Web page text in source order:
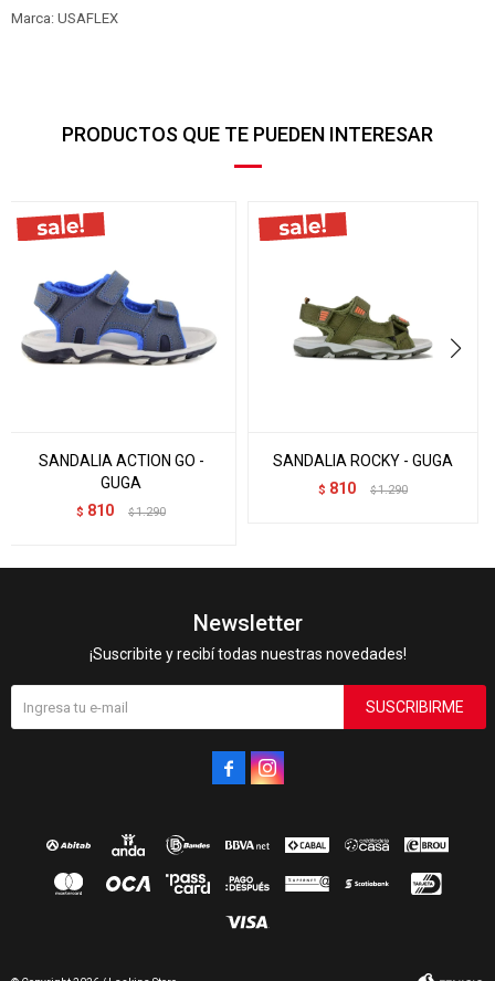
Marca: USAFLEX
PRODUCTOS QUE TE PUEDEN INTERESAR
SANDALIA ACTION GO -
GUGA
$ 810 $ 1.290
SANDALIA ROCKY - GUGA
$ 810 $ 1.290
Newsletter
¡Suscribite y recibí todas nuestras novedades!
SUSCRIBIRME
 